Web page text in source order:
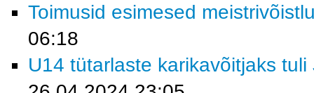
Toimusid esimesed
06:18
U14 tütarlaste karikavõitjaks